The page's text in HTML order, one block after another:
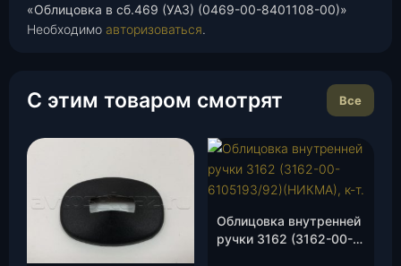
«Облицовка в сб.469 (УАЗ) (0469-00-8401108-00)»
Необходимо авторизоваться.
С этим товаром смотрят Все
Облицовка внутренней
ручки 3162 (3162-00-